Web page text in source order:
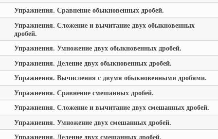
Упражнения. Сравнение обыкновенных дробей.
Упражнения. Сложение и вычитание двух обыкновенных
дробей.
Упражнения. Умножение двух обыкновенных дробей.
Упражнения. Деление двух обыкновенных дробей.
Упражнения. Вычисления с двумя обыкновенными дробями.
Упражнения. Сравнение смешанных дробей.
Упражнения. Сложение и вычитание двух смешанных дробей.
Упражнения. Умножение двух смешанных дробей.
Упражнения. Деление двух смешанных дробей.